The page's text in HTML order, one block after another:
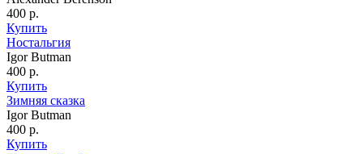
400 р.
Купить
Ностальгия
Igor Butman
400 р.
Купить
Зимняя сказка
Igor Butman
400 р.
Купить